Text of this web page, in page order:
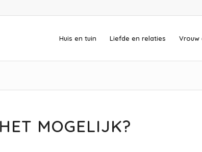
Huis en tuin Liefde en relaties Vrouw
MOGELIJK?